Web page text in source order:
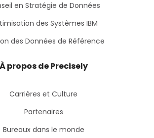
en Stratégie de Données
des Systèmes IBM
des Données de Référence
À propos de Precisely
Carrières et Culture
Partenaires
Bureaux dans le monde